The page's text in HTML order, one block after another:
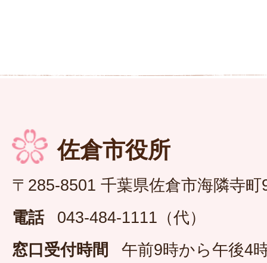
佐倉市役所
〒285-8501 千葉県佐倉市海隣寺町
電話
043-484-1111（代）
窓口受付時間
午前9時から午後4